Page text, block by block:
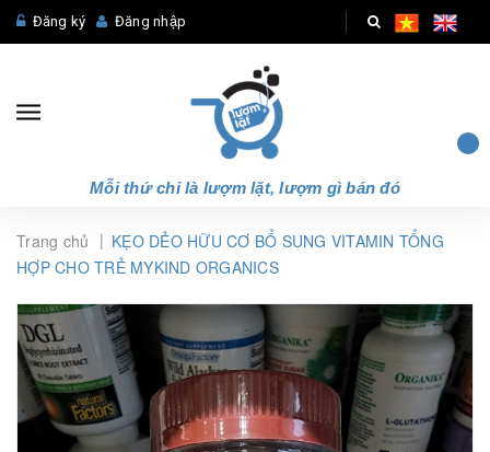
Đăng ký Đăng nhập
Mỗi thứ chỉ là lượm lặt, lượm gì bán đó
Trang chủ | KẸO DẺO HỮU CƠ BỔ SUNG VITAMIN TỔNG
HỢP CHO TRẺ MYKIND ORGANICS